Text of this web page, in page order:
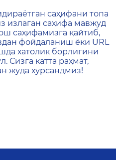
не
саҳифани топа
излаган саҳифа мавжуд
саҳифамизга қайтиб,
фойдаланиш ёки URL
хатолик борлигини
Сизга катта раҳмат,
жуда хурсандмиз!